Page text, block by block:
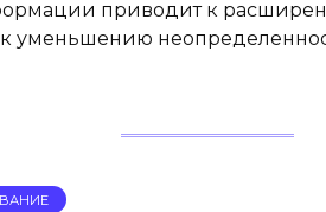
приводит к
уменьшению